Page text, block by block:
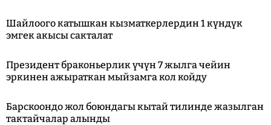
Шайлоого катышкан кызматкерлердин 1 күндүк
эмгек акысы сакталат
Президент браконьерлик үчүн 7 жылга чейин
эркинен ажыраткан мыйзамга кол койду
Барскоондо жол боюндагы кытай тилинде жазылган
тактайчалар алынды